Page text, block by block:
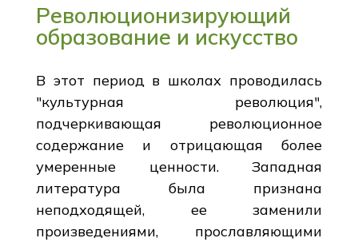
Революционизирующий
образование и искусство
В этот период в школах проводилась
"культурная революция",
подчеркивающая революционное
содержание и отрицающая более
умеренные ценности. Западная
литература была признана
неподходящей, ее заменили
произведениями, прославляющими